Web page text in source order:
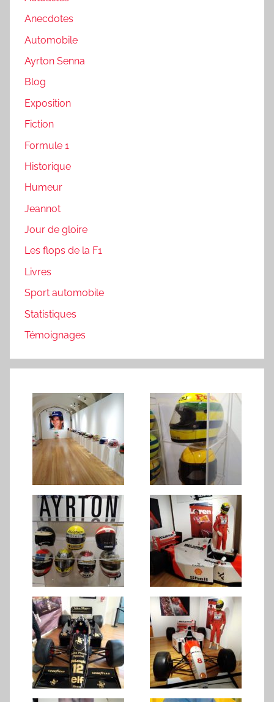
Anecdotes
Automobile
Ayrton Senna
Blog
Exposition
Fiction
Formule 1
Historique
Humeur
Jeannot
Jour de gloire
Les flops de la F1
Livres
Sport automobile
Statistiques
Témoignages